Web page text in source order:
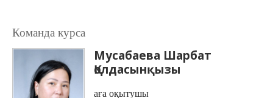
Команда курса
Мусабаева Шарбат
Қолдасынқызы
аға оқытушы